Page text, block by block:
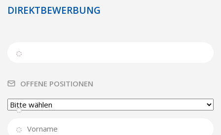
DIREKTBEWERBUNG
OFFENE POSITIONEN